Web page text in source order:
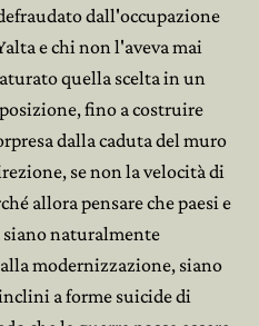
dall'occupazione
e chi non l'aveva mai
quella scelta in un
fino a costruire
dalla caduta del muro
se non la velocità di
allora pensare che paesi e
siano naturalmente
modernizzazione, siano
a forme suicide di